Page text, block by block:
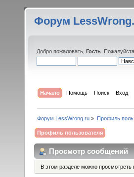
Форум
Добро пожаловать, Гость . Пожалуйста,
Начало Помощь Поиск Вход
Форум LessWrong.ru » Профиль
Профиль пользователя
Просмотр сообщений
В этом разделе можно